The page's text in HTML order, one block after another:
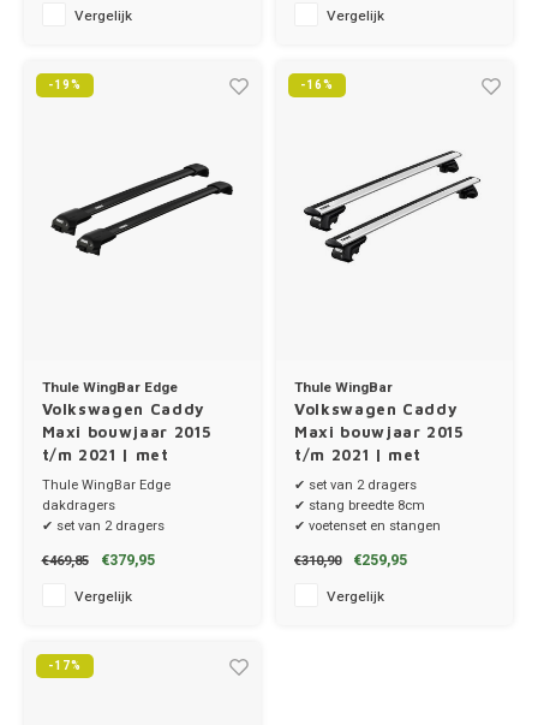
✔ stang breedte 8cm
Vergelijk Vergelijk
-19%
Thule WingBar Edge
Volkswagen Caddy
Maxi bouwjaar 2015
t/m 2021 | met
dakrailing
Thule WingBar Edge
dakdragers
✔ set van 2 dragers
✔ compleet systeem
€469,85 €379,95
Vergelijk
-16%
Thule WingBar
Volkswagen Caddy
Maxi bouwjaar 2015
t/m 2021 | met
dakrailing
✔ set van 2 dragers
✔ stang breedte 8cm
✔ voetenset en stangen
€310,90
€259,95
Vergelijk
-17%